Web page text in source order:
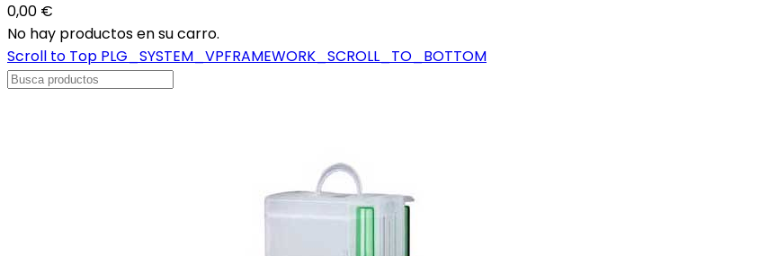
0,00 €
No hay productos en su carro.
Scroll to Top PLG_SYSTEM_VPFRAMEWORK_SCROLL_TO_BOTTOM